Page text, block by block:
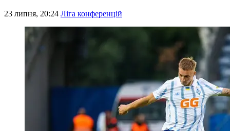
23 липня, 20:24 Ліга конференцій